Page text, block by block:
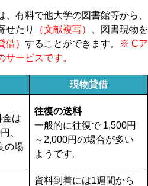
有料で他大学の図書館等から、
せたり
（文献複写）
、図書現物を
借） することができます。
※ Cア
サービスです。
現物貸借
は
、
の場
往復の送料
一般的に往復で 1,500円
～2,000円の場合が多い
ようです。
資料到着には1週間から